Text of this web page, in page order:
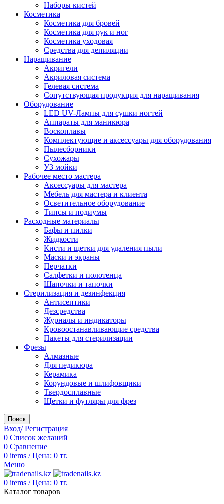
Наборы кистей
Косметика
Косметика для бровей
Косметика для рук и ног
Косметика уходовая
Средства для депиляции
Наращивание
Акригели
Акриловая система
Гелевая система
Сопутствующая продукция для наращивания
Оборудование
LED UV-Лампы для сушки ногтей
Аппараты для маникюра
Воскоплавы
Комплектующие и аксессуары для оборудования
Пылесборники
Сухожары
УЗ мойки
Рабочее место мастера
Аксессуары для мастера
Мебель для мастера и клиента
Осветительное оборудование
Типсы и подиумы
Расходные материалы
Бафы и пилки
Жидкости
Кисти и щетки для удаления пыли
Маски и экраны
Перчатки
Салфетки и полотенца
Шапочки и тапочки
Стерилизация и дезинфекция
Антисептики
Дезсредства
Журналы и индикаторы
Кровоостанавливающие средства
Пакеты для стерилизации
Фрезы
Алмазные
Для педикюра
Керамика
Корундовые и шлифовщики
Твердосплавные
Щетки и футляры для фрез
Поиск
Вход/ Регистрация
0 Список желаний
0 Сравнение
0 items / Цена: 0 тг.
Меню
0 items / Цена: 0 тг.
Каталог товаров